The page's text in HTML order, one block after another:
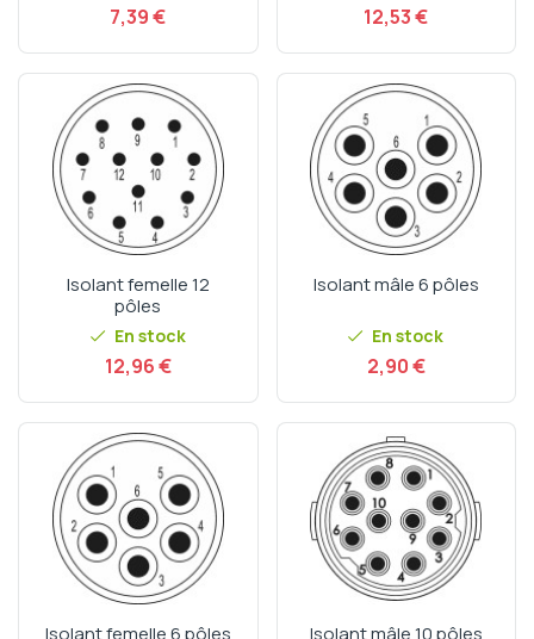
Prix
7,39 € Prix
12,53 €
Isolant femelle 12
pôles
En stock
Prix
12,96 €
Isolant mâle 6 pôles
En stock
Prix
2,90 €
Isolant femelle 6 pôles Isolant mâle 10 pôles